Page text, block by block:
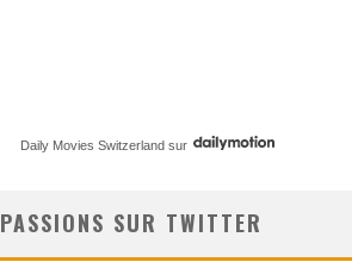
Daily Movies Switzerland sur
SUR TWITTER